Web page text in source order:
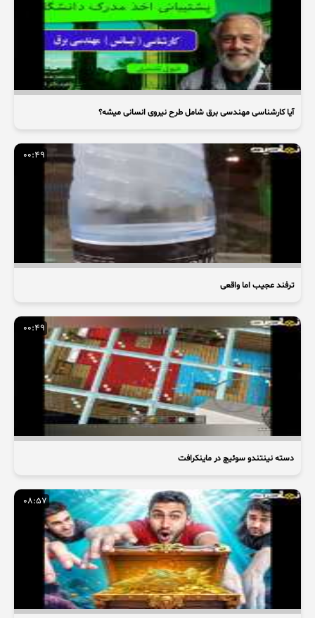
آیا کارشناسی مهندسی برق شامل طرح نیروی انسانی میشه؟
00:49
ترفند عجیب اما واقعی
00:49
دسته نینتندو سوئیچ در ماینکرافت
08:57